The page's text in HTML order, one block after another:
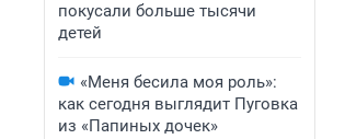
покусали больше тысячи
детей
«Меня бесила моя роль»:
как сегодня выглядит Пуговка
из «Папиных дочек»